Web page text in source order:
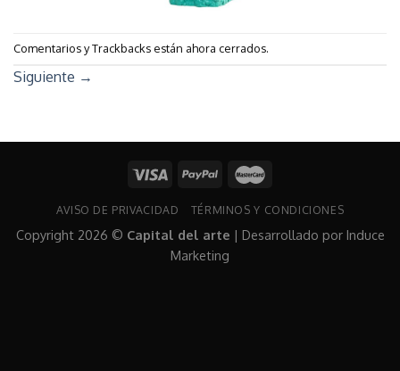
Comentarios y Trackbacks están ahora cerrados.
Siguiente →
AVISO DE PRIVACIDAD TÉRMINOS Y CONDICIONES
Copyright 2026 © Capital del arte | Desarrollado por Induce
Marketing